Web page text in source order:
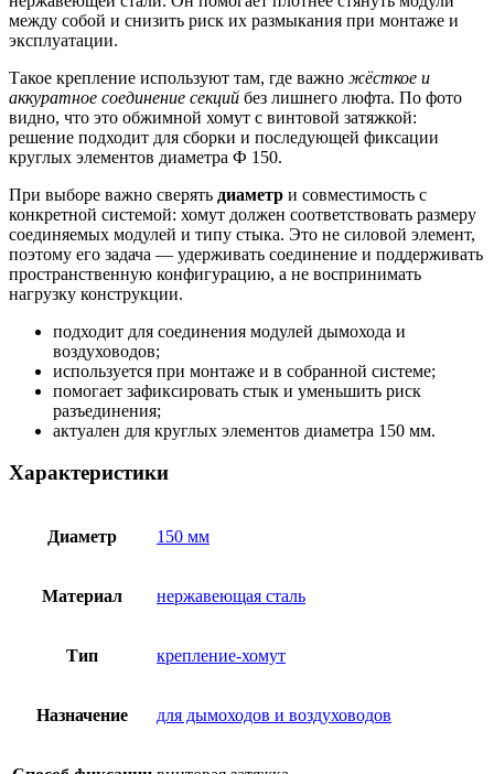
между собой и снизить риск их размыкания при монтаже и
эксплуатации.
Такое крепление используют там, где важно жёсткое и
аккуратное соединение секций без лишнего люфта. По фото
видно, что это обжимной хомут с винтовой затяжкой:
решение подходит для сборки и последующей фиксации
круглых элементов диаметра Ф 150.
При выборе важно сверять диаметр и совместимость с
конкретной системой: хомут должен соответствовать размеру
соединяемых модулей и типу стыка. Это не силовой элемент,
поэтому его задача — удерживать соединение и поддерживать
пространственную конфигурацию, а не воспринимать
нагрузку конструкции.
подходит для соединения модулей дымохода и
воздуховодов;
используется при монтаже и в собранной системе;
помогает зафиксировать стык и уменьшить риск
разъединения;
актуален для круглых элементов диаметра 150 мм.
Характеристики
Диаметр 150 мм
Материал нержавеющая сталь
Тип крепление-хомут
Назначение для дымоходов и воздуховодов